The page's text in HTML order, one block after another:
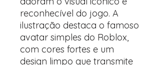
reconhecível do jogo. A
ilustração destaca o famoso
avatar simples do Roblox,
com cores fortes e um
design limpo que transmite